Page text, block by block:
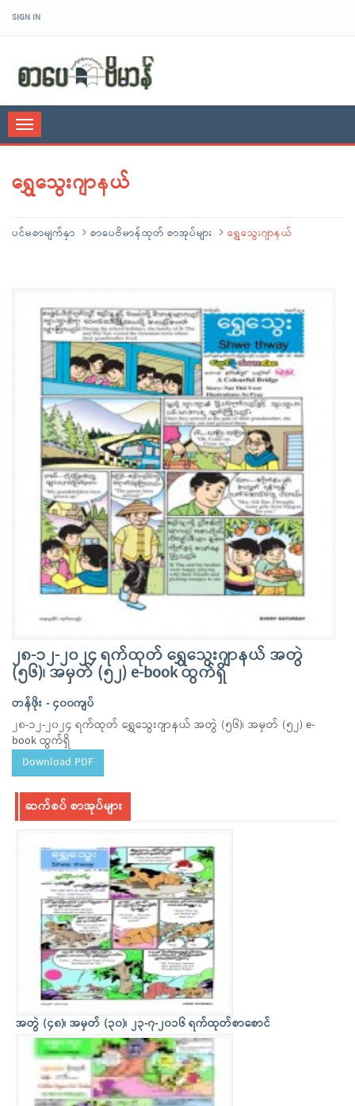
SIGN IN
Toggle
navigation
ရွှေသွေးဂျာနယ်
ပင်မစာမျက်နှာ စာပေဗိမာန်ထုတ် စာအုပ်များ ရွှေသွေးဂျာနယ်
၂၈-၁၂-၂၀၂၄ ရက်ထုတ် ရွှေသွေးဂျာနယ် အတွဲ
(၅၆)၊ အမှတ် (၅၂) e-book ထွက်ရှိ
တန်ဖိုး - ၄၀၀ကျပ်
၂၈-၁၂-၂၀၂၄ ရက်ထုတ် ရွှေသွေးဂျာနယ် အတွဲ (၅၆)၊ အမှတ် (၅၂) e-
book ထွက်ရှိ
Download PDF
ဆက်စပ် စာအုပ်များ
အတွဲ (၄၈)၊ အမှတ် (၃၀)၊ ၂၃-၇-၂၀၁၆ ရက်ထုတ်စာစောင်